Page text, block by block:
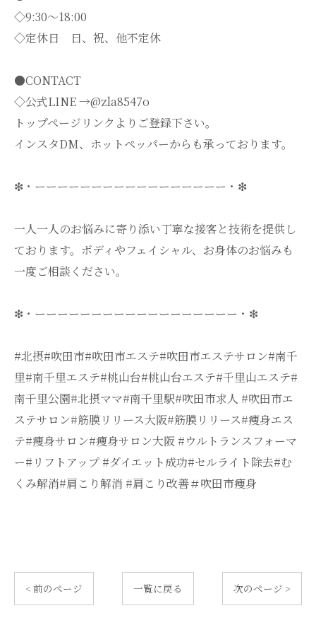
◇9:30～18:00
◇定休日 日、祝、他不定休
●CONTACT
◇公式LINE →@zla8547o
トップページリンクよりご登録下さい。
インスタDM、ホットペッパーからも承っております。
❇・ーーーーーーーーーーーーーーーーー・❇
一人一人のお悩みに寄り添い丁寧な接客と技術を提供し
ております。ボディやフェイシャル、お身体のお悩みも
一度ご相談ください。
❇・ーーーーーーーーーーーーーーーーーー・❇
#北摂#吹田市#吹田市エステ#吹田市エステサロン#南千
里#南千里エステ#桃山台#桃山台エステ#千里山エステ#
南千里公園#北摂ママ#南千里駅#吹田市求人 #吹田市エ
ステサロン#筋膜リリース大阪#筋膜リリース#痩身エス
テ#痩身サロン#痩身サロン大阪 #ウルトランスフォーマ
ー#リフトアップ #ダイエット成功#セルライト除去#む
くみ解消#肩こり解消 #肩こり改善＃吹田市痩身
< 前のページ 一覧に戻る 次のページ >